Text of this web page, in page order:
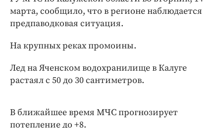
Интересное чтиво
Клиника года
Работодатель года
марта, сообщило, что в регионе наблюдается
предпаводковая ситуация.
На крупных реках промоины.
Лед на Яченском водохранилище в Калуге
растаял с 50 до 30 сантиметров.
В ближайшее время МЧС прогнозирует
потепление до +8.